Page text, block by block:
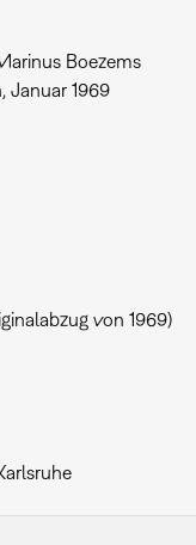
Boezems
Januar 1969
von 1969)